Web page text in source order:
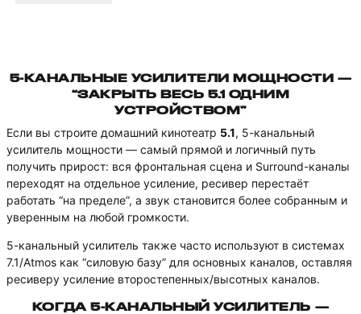
5-КАНАЛЬНЫЕ УСИЛИТЕЛИ МОЩНОСТИ —
“ЗАКРЫТЬ ВЕСЬ 5.1 ОДНИМ
УСТРОЙСТВОМ”
Если вы строите домашний кинотеатр 5.1, 5-канальный
усилитель мощности — самый прямой и логичный путь
получить прирост: вся фронтальная сцена и Surround-каналы
переходят на отдельное усиление, ресивер перестаёт
работать “на пределе”, а звук становится более собранным и
уверенным на любой громкости.
5-канальный усилитель также часто используют в системах
7.1/Atmos как “силовую базу” для основных каналов, оставляя
ресиверу усиление второстепенных/высотных каналов.
КОГДА 5-КАНАЛЬНЫЙ УСИЛИТЕЛЬ —